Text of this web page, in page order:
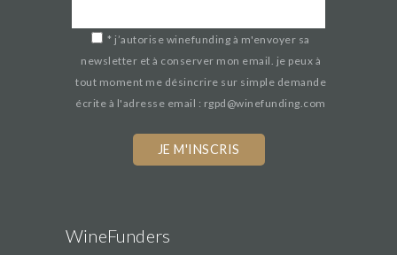
* j’autorise winefunding à m'envoyer sa
newsletter et à conserver mon email. je peux à
tout moment me désincrire sur simple demande
écrite à l'adresse email : rgpd@winefunding.com
WineFunders